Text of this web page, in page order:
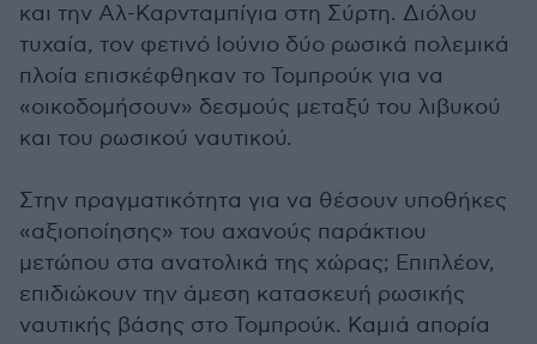
και την Αλ-Καρνταμπίγια στη Σύρτη. Διόλου
τυχαία, τον φετινό Ιούνιο δύο ρωσικά πολεμικά
πλοία επισκέφθηκαν το Τομπρούκ για να
«οικοδομήσουν» δεσμούς μεταξύ του λιβυκού
και του ρωσικού ναυτικού.
Στην πραγματικότητα για να θέσουν υποθήκες
«αξιοποίησης» του αχανούς παράκτιου
μετώπου στα ανατολικά της χώρας; Επιπλέον,
επιδιώκουν την άμεση κατασκευή ρωσικής
ναυτικής βάσης στο Τομπρούκ. Καμιά απορία